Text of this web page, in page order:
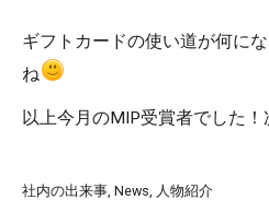
ギフトカードの使い道が何に
ね
以上今月のMIP受賞者でした！
社内の出来事 News 人物紹介